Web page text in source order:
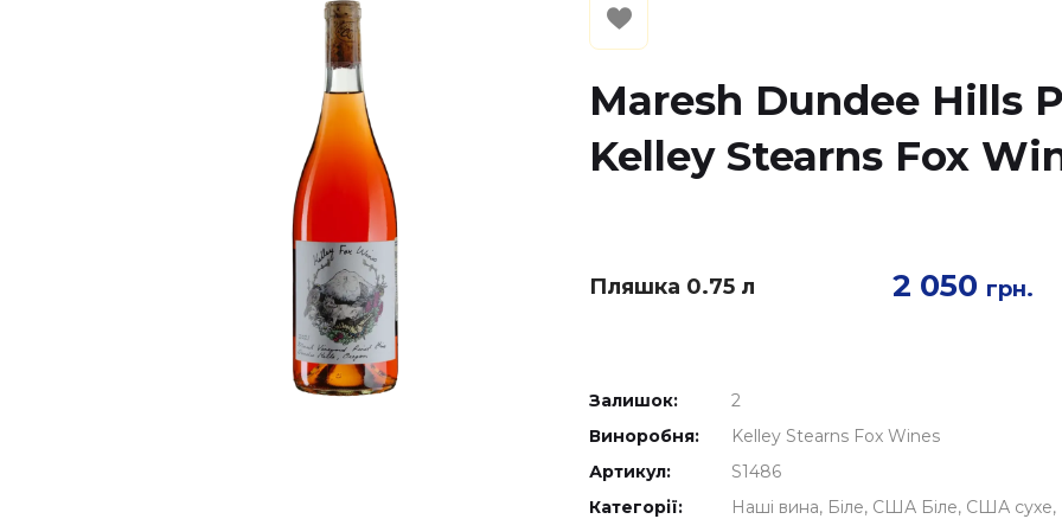
Maresh Dundee Hills
Kelley Stearns Fox
Пляшка 0.75 л 2 050 грн.
Залишок:
2
Виноробня:
Kelley Stearns Fox Wines
Артикул:
S1486
Категорії:
Наші вина Біле США Біле США сухе